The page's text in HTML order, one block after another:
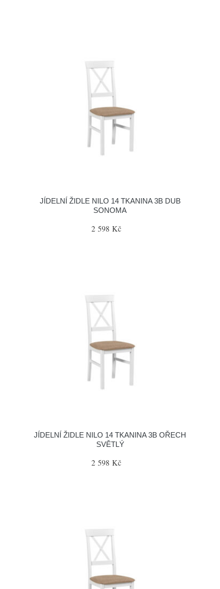
JÍDELNÍ ŽIDLE NILO 14 TKANINA 3B DUB
SONOMA
2 598 Kč
JÍDELNÍ ŽIDLE NILO 14 TKANINA 3B OŘECH
SVĚTLÝ
2 598 Kč